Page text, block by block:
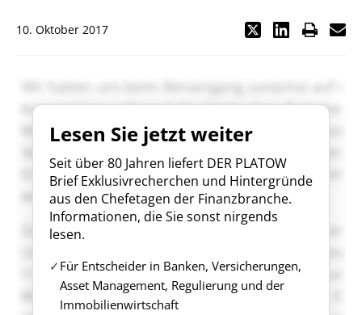
10. Oktober 2017
Lesen Sie jetzt weiter
Seit über 80 Jahren liefert DER PLATOW
Brief Exklusivrecherchen und Hintergründe
aus den Chefetagen der Finanzbranche.
Informationen, die Sie sonst nirgends
lesen.
Für Entscheider in Banken, Versicherungen,
Asset Management, Regulierung und der
Immobilienwirtschaft